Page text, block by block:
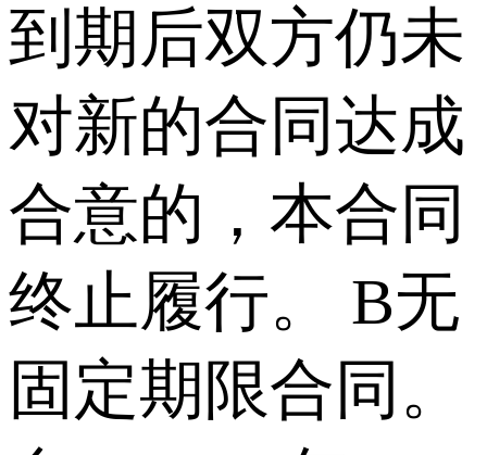
到期后双方仍未
对新的合同达成
合意的，本合同
终止履行。 B无
固定期限合同。